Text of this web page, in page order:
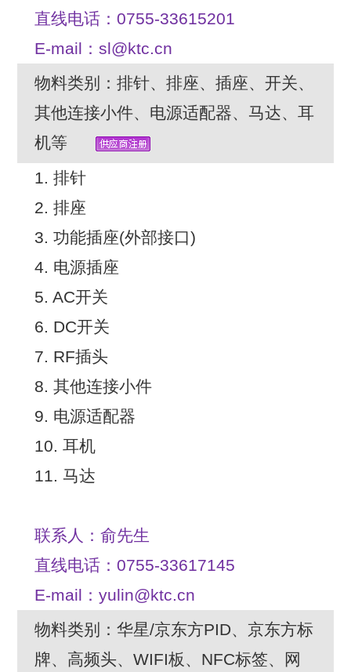
直线电话：0755-33615201
E-mail：sl@ktc.cn
物料类别：排针、排座、插座、开关、
其他连接小件、电源适配器、马达、耳
机等
1. 排针
2. 排座
3. 功能插座(外部接口)
4. 电源插座
5. AC开关
6. DC开关
7. RF插头
8. 其他连接小件
9. 电源适配器
10. 耳机
11. 马达
联系人：俞先生
直线电话：0755-33617145
E-mail：yulin@ktc.cn
物料类别：华星/京东方PID、京东方标
牌、高频头、WIFI板、NFC标签、网